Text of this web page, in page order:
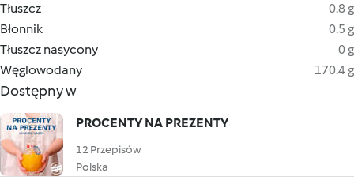
Tłuszcz
0.8 g
Błonnik
0.5 g
Tłuszcz nasycony
0 g
Węglowodany
170.4 g
Dostępny w
PROCENTY NA PREZENTY
12 Przepisów
Polska